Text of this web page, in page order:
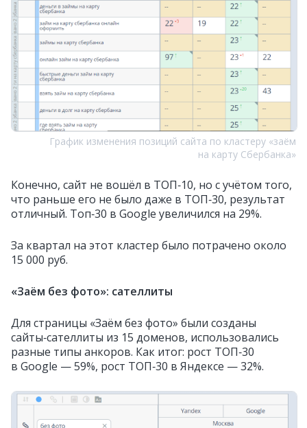
График изменения позиций сайта по кластеру «заём
на карту Сбербанка»
Конечно, сайт не вошёл в ТОП‑10, но с учётом того,
что раньше его не было даже в ТОП‑30, результат
отличный. Топ‑30 в Google увеличился на 29%.
За квартал на этот кластер было потрачено около
15 000 руб.
«Заём без фото»: сателлиты
Для страницы «Заём без фото» были созданы
сайты‑сателлиты из 15 доменов, использовались
разные типы анкоров. Как итог: рост ТОП‑30
в Google — 59%, рост ТОП‑30 в Яндексе — 32%.